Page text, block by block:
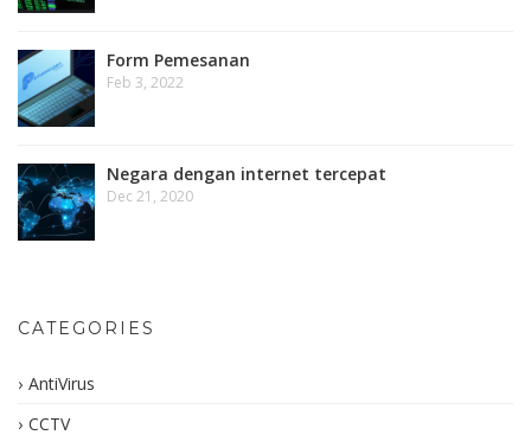
Form Pemesanan
Feb 3, 2022
Negara dengan internet tercepat
Dec 21, 2020
CATEGORIES
AntiVirus
CCTV